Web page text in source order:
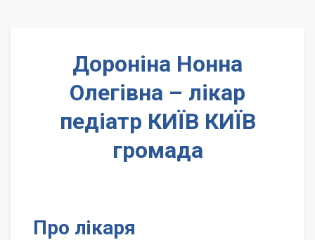
Дороніна Нонна
Олегівна – лікар
педіатр КИЇВ КИЇВ
громада
Про лікаря